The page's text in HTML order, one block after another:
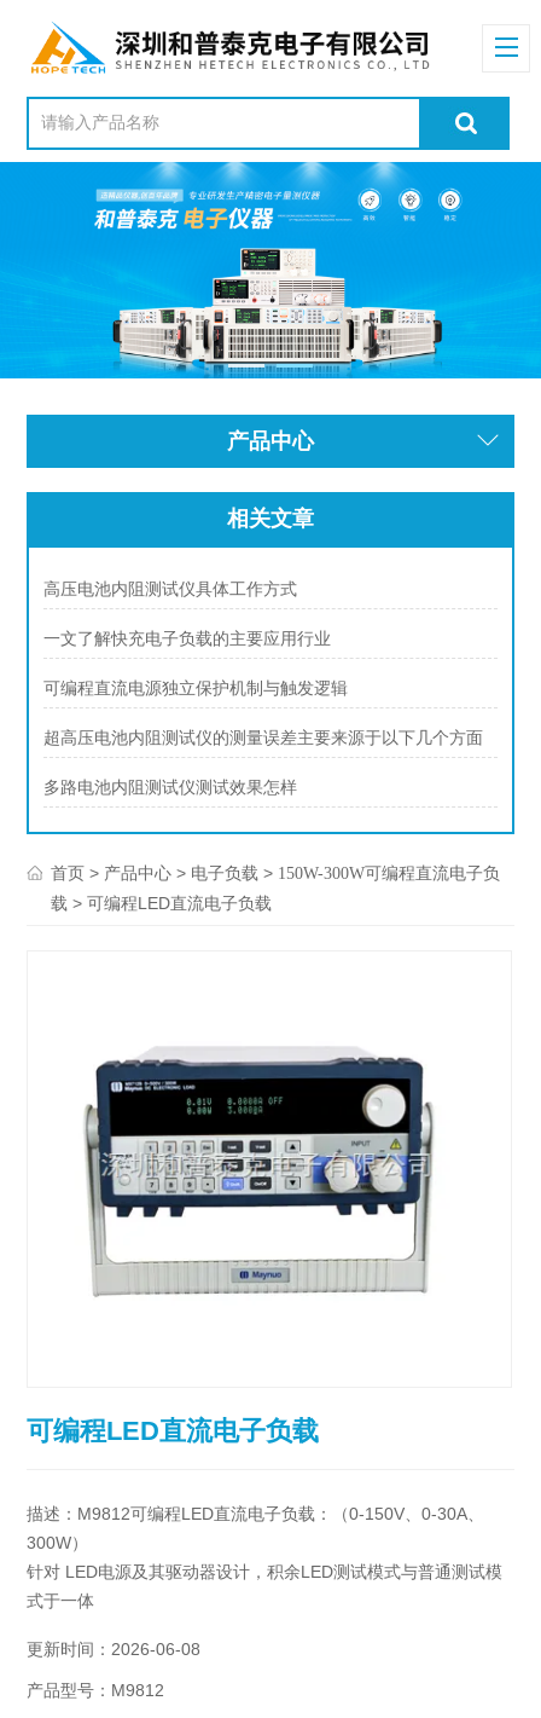
产品中心
相关文章
高压电池内阻测试仪具体工作方式
一文了解快充电子负载的主要应用行业
可编程直流电源独立保护机制与触发逻辑
超高压电池内阻测试仪的测量误差主要来源于以下几个方面
多路电池内阻测试仪测试效果怎样
首页 > 产品中心 > 电子负载 > 150W-300W可编程直流电子负
载 > 可编程LED直流电子负载
可编程LED直流电子负载
描述：M9812可编程LED直流电子负载：（0-150V、0-30A、
300W）
针对 LED电源及其驱动器设计，积余LED测试模式与普通测试模
式于一体
2.5A/us）
特点：恒流，恒阻，恒压，恒功率，动态测试，自动测试功能;
更新时间：2026-06-08
产品型号：M9812